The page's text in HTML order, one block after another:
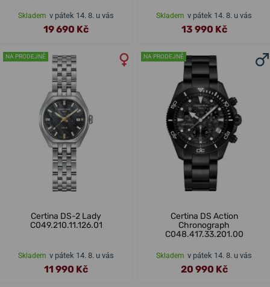
Skladem v pátek 14. 8. u vás
19 690 Kč
Skladem v pátek 14. 8. u vás
13 990 Kč
NA PRODEJNĚ
Certina DS-2 Lady
C049.210.11.126.01
Skladem v pátek 14. 8. u vás
11 990 Kč
NA PRODEJNĚ
Certina DS Action
Chronograph
C048.417.33.201.00
Skladem v pátek 14. 8. u vás
20 990 Kč